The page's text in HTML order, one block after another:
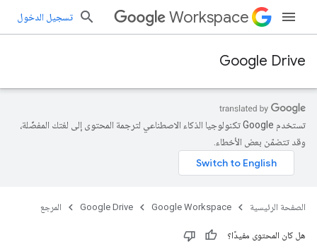
Workspace تسجيل الدخول
Google Drive
تستخدم Google تكنولوجيا الذكاء الاصطناعي لترجمة المحتوى إلى لغتك المفضّلة،
وقد تتضمّن بعض الأخطاء.
الصفحة الرئيسية Google Workspace
Google Drive المرجع
هل كان المحتوى مفيدًا؟